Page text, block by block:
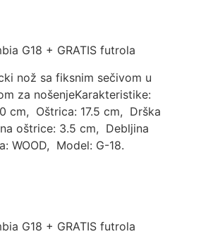
G18 + GRATIS futrola
nož sa fiksnim sečivom u
za nošenjeKarakteristike:
cm, Oštrica: 17.5 cm, Drška
oštrice: 3.5 cm, Debljina
WOOD, Model: G-18.
G18 + GRATIS futrola